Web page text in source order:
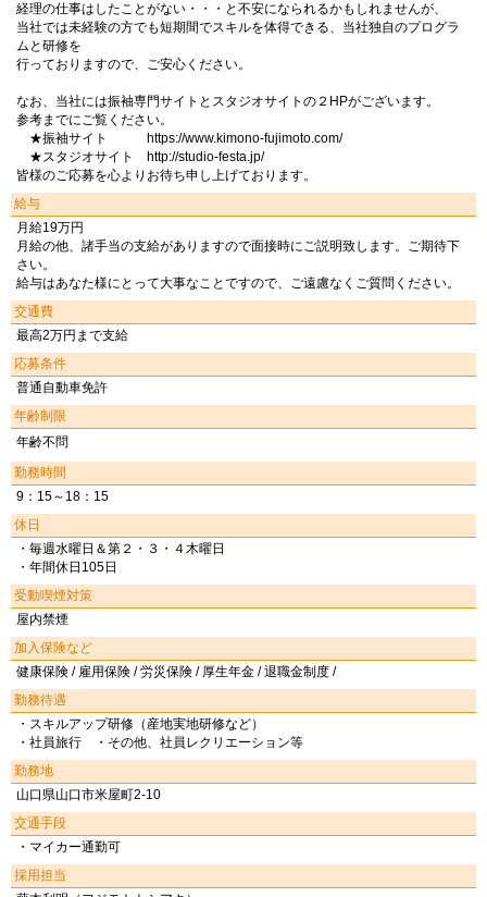
経理の仕事はしたことがない・・・と不安になられるかもしれませんが、
当社では未経験の方でも短期間でスキルを体得できる、当社独自のプログラ
ムと研修を
行っておりますので、ご安心ください。
なお、当社には振袖専門サイトとスタジオサイトの２HPがございます。
参考までにご覧ください。
★振袖サイト https://www.kimono-fujimoto.com/
★スタジオサイト http://studio-festa.jp/
皆様のご応募を心よりお待ち申し上げております。
給与
月給19万円
月給の他、諸手当の支給がありますので面接時にご説明致します。ご期待下
さい。
給与はあなた様にとって大事なことですので、ご遠慮なくご質問ください。
交通費
最高2万円まで支給
応募条件
普通自動車免許
年齢制限
年齢不問
勤務時間
9：15～18：15
休日
・毎週水曜日＆第２・３・４木曜日
・年間休日105日
受動喫煙対策
屋内禁煙
加入保険など
健康保険 / 雇用保険 / 労災保険 / 厚生年金 / 退職金制度 /
勤務待遇
・スキルアップ研修（産地実地研修など）
・社員旅行 ・その他、社員レクリエーション等
勤務地
山口県山口市米屋町2-10
交通手段
・マイカー通勤可
採用担当